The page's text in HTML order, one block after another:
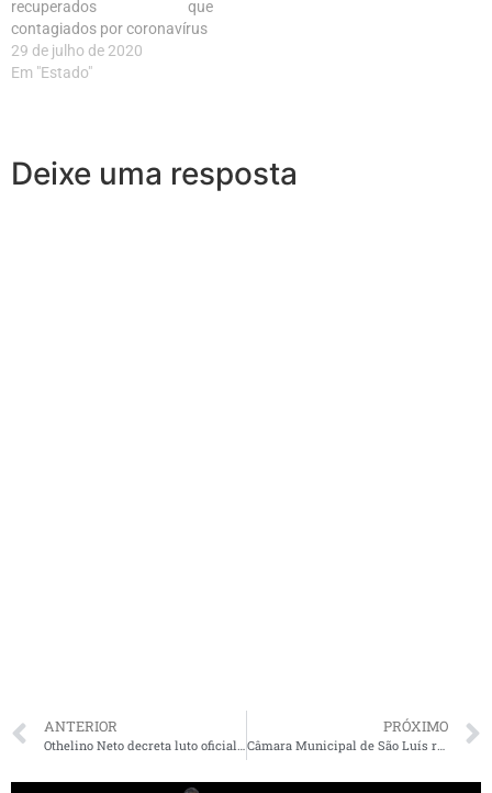
recuperados que
contagiados por coronavírus
29 de julho de 2020
Em "Estado"
Deixe uma resposta
ANTERIOR PRÓXIMO
Câmara Municipal de São Luís recebe certificação do ISO 9001